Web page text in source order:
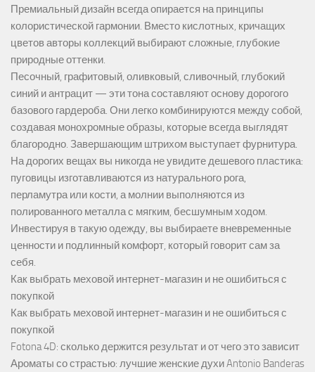
Премиальный дизайн всегда опирается на принципы
колористической гармонии. Вместо кислотных, кричащих
цветов авторы коллекций выбирают сложные, глубокие
природные оттенки.
Песочный, графитовый, оливковый, сливочный, глубокий
синий и антрацит — эти тона составляют основу дорогого
базового гардероба. Они легко комбинируются между собой,
создавая монохромные образы, которые всегда выглядят
благородно. Завершающим штрихом выступает фурнитура.
На дорогих вещах вы никогда не увидите дешевого пластика:
пуговицы изготавливаются из натурального рога,
перламутра или кости, а молнии выполняются из
полированного металла с мягким, бесшумным ходом.
Инвестируя в такую одежду, вы выбираете вневременные
ценности и подлинный комфорт, который говорит сам за
себя.
Как выбрать меховой интернет-магазин и не ошибиться с
покупкой
Как выбрать меховой интернет-магазин и не ошибиться с
покупкой
Fotona 4D: сколько держится результат и от чего это зависит
Ароматы со страстью: лучшие женские духи Antonio Banderas